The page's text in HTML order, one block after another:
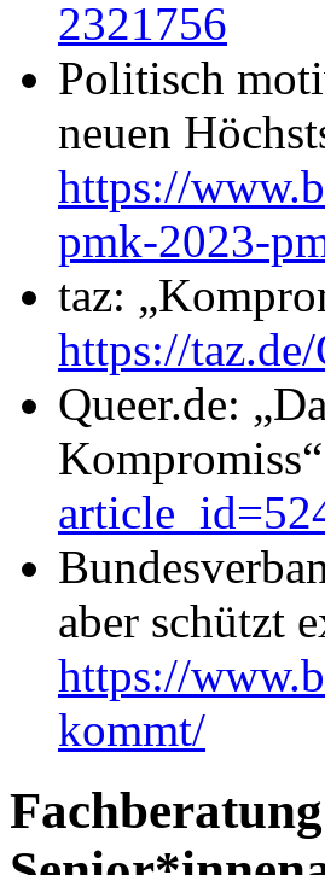
2321756
Politisch
neuen
https://
pmk-2023-
taz:
https://
Queer.de:
Kompromiss“
aber schützt
https://
kommt/